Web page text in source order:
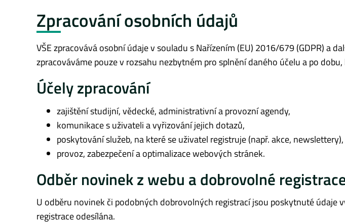
Zpracování osobních údajů
VŠE zpracovává osobní údaje v souladu s Nařízením (EU) 2016/679 (GDPR) a
zpracováváme pouze v rozsahu nezbytném pro splnění daného účelu a po
Účely zpracování
zajištění studijní, vědecké, administrativní a provozní agendy,
komunikace s uživateli a vyřizování jejich dotazů,
poskytování služeb, na které se uživatel registruje (např. akce, newslettery),
provoz, zabezpečení a optimalizace webových stránek.
Odběr novinek z webu a dobrovolné
U odběru novinek či podobných dobrovolných registrací jsou poskytnuté údaje
registrace odesílána.